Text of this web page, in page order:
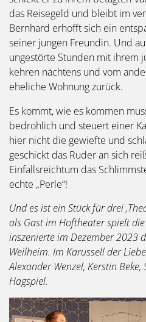
das Reisegeld und bleibt im
Bernhard erhofft sich ein
seiner jungen Freundin. Und
ungestörte Stunden mit ihrem
kehren nächtens und vom
eheliche Wohnung zurück.
Es kommt, wie es kommen
bedrohlich und steuert einer
hier nicht die gewiefte und
geschickt das Ruder an sich
Einfallsreichtum das
echte „Perle“!
Und es ist ein Stück für drei
als Gast im Hoftheater spielt
inszenierte im Dezember 2023
Weilheim. Im Karussell der
Alexander Wenzel, Kerstin
Hagspiel.